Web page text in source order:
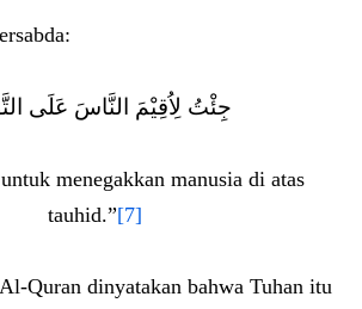
جِئْتُ لِاُقِيْمَ النَّاسَ عَلَى
menegakkan manusia di atas
tauhid.”[7]
Quran dinyatakan bahwa Tuhan itu